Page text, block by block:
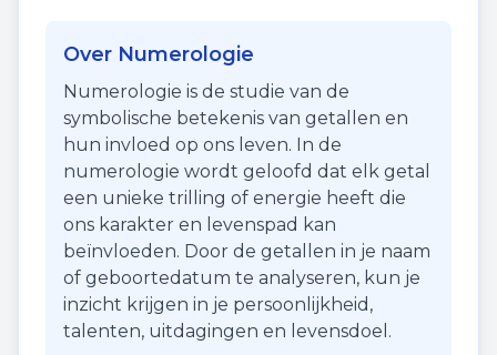
Over Numerologie
Numerologie is de studie van de
symbolische betekenis van getallen en
hun invloed op ons leven. In de
numerologie wordt geloofd dat elk getal
een unieke trilling of energie heeft die
ons karakter en levenspad kan
beïnvloeden. Door de getallen in je naam
of geboortedatum te analyseren, kun je
inzicht krijgen in je persoonlijkheid,
talenten, uitdagingen en levensdoel.